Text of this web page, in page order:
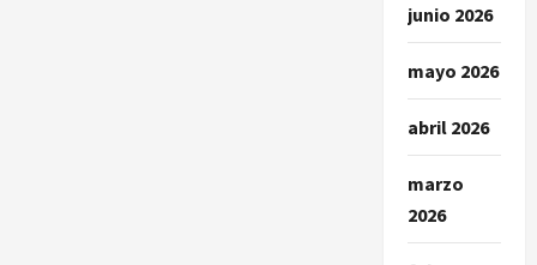
junio 2026
mayo 2026
abril 2026
marzo
2026